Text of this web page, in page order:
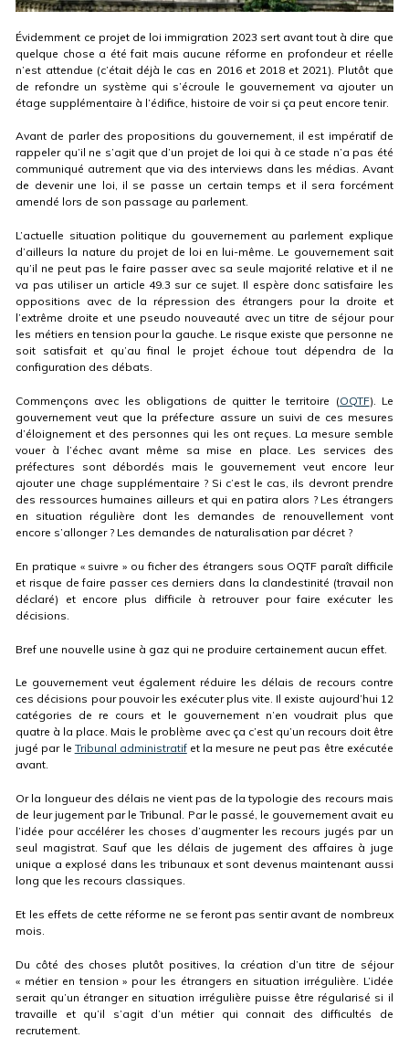
Évidemment ce projet de loi immigration 2023 sert avant tout à dire que
quelque chose a été fait mais aucune réforme en profondeur et réelle
n’est attendue (c’était déjà le cas en 2016 et 2018 et 2021). Plutôt que
de refondre un système qui s’écroule le gouvernement va ajouter un
étage supplémentaire à l’édifice, histoire de voir si ça peut encore tenir.
Avant de parler des propositions du gouvernement, il est impératif de
rappeler qu’il ne s’agit que d’un projet de loi qui à ce stade n’a pas été
communiqué autrement que via des interviews dans les médias. Avant
de devenir une loi, il se passe un certain temps et il sera forcément
amendé lors de son passage au parlement.
L’actuelle situation politique du gouvernement au parlement explique
d’ailleurs la nature du projet de loi en lui-même. Le gouvernement sait
qu’il ne peut pas le faire passer avec sa seule majorité relative et il ne
va pas utiliser un article 49.3 sur ce sujet. Il espère donc satisfaire les
oppositions avec de la répression des étrangers pour la droite et
l’extrême droite et une pseudo nouveauté avec un titre de séjour pour
les métiers en tension pour la gauche. Le risque existe que personne ne
soit satisfait et qu’au final le projet échoue tout dépendra de la
configuration des débats.
Commençons avec les obligations de quitter le territoire (OQTF). Le
gouvernement veut que la préfecture assure un suivi de ces mesures
d’éloignement et des personnes qui les ont reçues. La mesure semble
vouer à l’échec avant même sa mise en place. Les services des
préfectures sont débordés mais le gouvernement veut encore leur
ajouter une chage supplémentaire ? Si c’est le cas, ils devront prendre
des ressources humaines ailleurs et qui en patira alors ? Les étrangers
en situation régulière dont les demandes de renouvellement vont
encore s’allonger ? Les demandes de naturalisation par décret ?
En pratique « suivre » ou ficher des étrangers sous OQTF paraît difficile
et risque de faire passer ces derniers dans la clandestinité (travail non
déclaré) et encore plus difficile à retrouver pour faire exécuter les
décisions.
Bref une nouvelle usine à gaz qui ne produire certainement aucun effet.
Le gouvernement veut également réduire les délais de recours contre
ces décisions pour pouvoir les exécuter plus vite. Il existe aujourd’hui 12
catégories de re cours et le gouvernement n’en voudrait plus que
quatre à la place. Mais le problème avec ça c’est qu’un recours doit être
jugé par le Tribunal administratifet la mesure ne peut pas être exécutée
avant.
Or la longueur des délais ne vient pas de la typologie des recours mais
de leur jugement par le Tribunal. Par le passé, le gouvernement avait eu
l’idée pour accélérer les choses d’augmenter les recours jugés par un
seul magistrat. Sauf que les délais de jugement des affaires à juge
unique a explosé dans les tribunaux et sont devenus maintenant aussi
long que les recours classiques.
Et les effets de cette réforme ne se feront pas sentir avant de nombreux
mois.
Du côté des choses plutôt positives, la création d’un titre de séjour
« métier en tension » pour les étrangers en situation irrégulière. L’idée
serait qu’un étranger en situation irrégulière puisse être régularisé si il
travaille et qu’il s’agit d’un métier qui connait des difficultés de
recrutement.